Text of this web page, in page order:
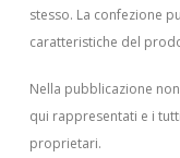
stesso. La confezione
caratteristiche del
Nella pubblicazione
qui rappresentati e i
proprietari.